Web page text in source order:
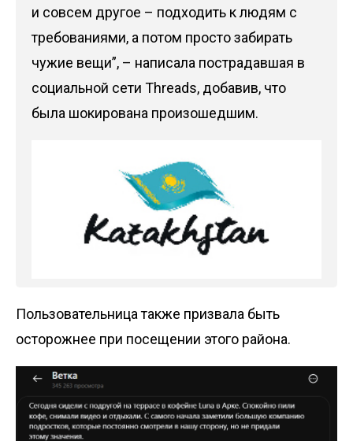
и совсем другое – подходить к людям с
требованиями, а потом просто забирать
чужие вещи”, – написала пострадавшая в
социальной сети Threads, добавив, что
была шокирована произошедшим.
Пользовательница также призвала быть
осторожнее при посещении этого района.